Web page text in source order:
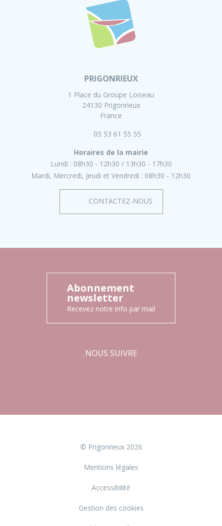
PRIGONRIEUX
1 Place du Groupe Loiseau
24130 Prigonrieux
France
05 53 61 55 55
Horaires de la mairie
Lundi : 08h30 - 12h30
13h30 - 17h30
Mardi, Mercredi, Jeudi et Vendredi : 08h30 - 12h30
CONTACTEZ-NOUS
Abonnement
newsletter
Recevez notre info par mail
NOUS SUIVRE
© Prigonrieux 2026
Mentions légales
Accessibilité
Gestion des cookies